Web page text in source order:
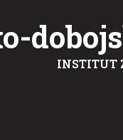
INSTITUT